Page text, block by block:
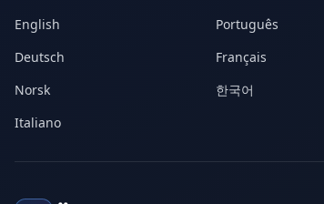
English Português
Deutsch
Français
Norsk
한국어
Italiano